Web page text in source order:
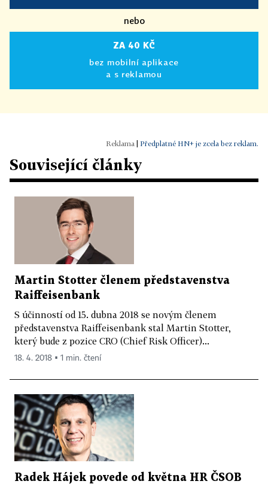
nebo
ZA 40 KČ
bez mobilní aplikace
a s reklamou
Předplatné HN+ je zcela bez reklam.
Související články
Martin Stotter členem představenstva
Raiffeisenbank
S účinností od 15. dubna 2018 se novým členem
představenstva Raiffeisenbank stal Martin Stotter,
který bude z pozice CRO (Chief Risk Officer)...
18. 4. 2018 ▪ 1 min. čtení
Radek Hájek povede od května HR ČSOB